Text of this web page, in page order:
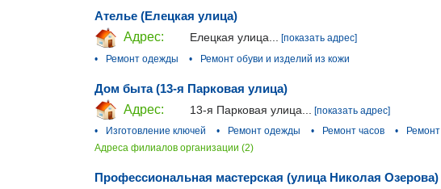
Ателье (Елецкая улица)
Адрес:
Елецкая улица...
[показать адрес]
•
Ремонт одежды • Ремонт обуви и изделий из кожи
Дом быта (13-я Парковая улица)
Адрес:
13-я Парковая улица...
[показать адрес]
•
Изготовление ключей • Ремонт одежды • Ремонт часов •
Адреса филиалов организации (2)
Профессиональная мастерская (улица Николая Озерова)